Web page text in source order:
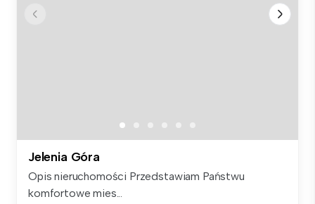
Jelenia Góra
Opis nieruchomości Przedstawiam Państwu
komfortowe mies...